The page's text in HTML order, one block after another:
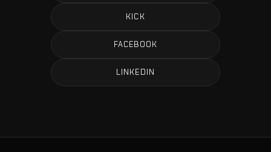
KICK
FACEBOOK
LINKEDIN